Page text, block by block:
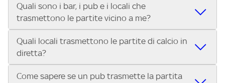
Quali sono i bar, i pub e i locali che
trasmettono le partite vicino a me?
Se cerchi un bar, pub, ristorante o locale vicino a te per
vedere le partite di Serie A ENILIVE, la Serie C Sky Wifi, la
UEFA Champions League, la UEFA Europa League, la UEFA
Conference League, il Tennis, la Formula 1®, la MotoGP™ e
Quali locali trasmettono le partite di calcio in
diretta?
Vuoi sapere quali bar, pub o ristoranti mostrano le partite
Come sapere se un pub trasmette la partita